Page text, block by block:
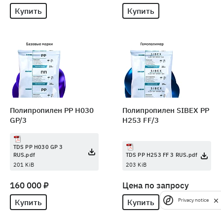
Купить Купить
Полипропилен PP H030
GP/3
TDS PP H030 GP 3
RUS.pdf
201 KiB
160 000 ₽
Купить
Полипропилен SIBEX PP
H253 FF/3
TDS PP H253 FF 3 RUS.pdf
203 KiB
Цена по запросу
Купить Privacy notice